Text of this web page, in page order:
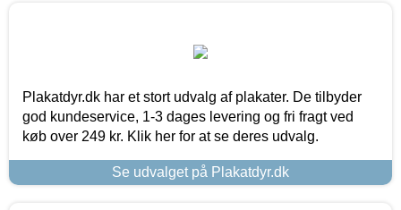
Plakatdyr.dk har et stort udvalg af plakater. De tilbyder
god kundeservice, 1-3 dages levering og fri fragt ved
køb over 249 kr. Klik her for at se deres udvalg.
Se udvalget på Plakatdyr.dk